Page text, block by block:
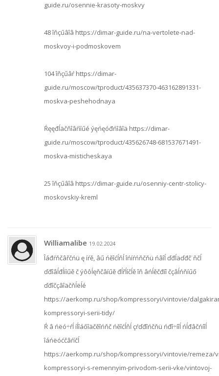
guide.ru/osennie-krasoty-moskvy
48 îňçűâîâ https://dimar-guide.ru/na-vertolete-nad-
moskvoy-i-podmoskovem
104 îňçűâŕ https://dimar-
guide.ru/moscow/tproduct/435637370-463162891331-
moskva-peshehodnaya
Ŕęęđĺäčňîâŕííűé ýęńęóđńîâîä https://dimar-
guide.ru/moscow/tproduct/435626748-681537671491-
moskva-misticheskaya
25 îňçűâîâ https://dimar-guide.ru/osenniy-centr-stolicy-
moskovskiy-kreml
Williamalibe 19.02.2024
Îáđŕňčâřčńü ę íŕě, âű ńěîćĺňĺ îńíŕńňčňü ńâîĺ ďđĺäďđč˙ňčĺ
ďđîâĺđĺííűě č ýôôĺęňčâíűě đĺřĺíčĺě îň âńĺěčđíî čçâĺńňíűő
ďđîčçâîäčňĺëĺé
https://aerkomp.ru/shop/kompressoryi/vintovie/
kompressoryi-serii-tidy/
Ŕ â ńëó÷ŕĺ íĺîáőîäčěîńňč ńěîćĺňĺ çŕďđîńčňü ńđî÷íîĺ ńĺđâčńíîĺ
îáńëóćčâŕíčĺ
https://aerkomp.ru/shop/kompressoryi/vintovie/remeza/
kompressoryi-s-remennyim-privodom-serii-vke/vintovoj-